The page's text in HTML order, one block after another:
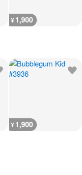
¥1,900
¥1,900